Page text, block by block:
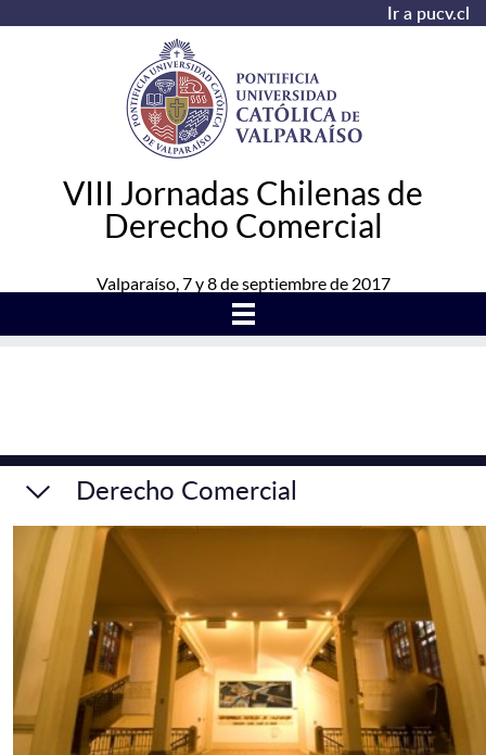
Ir a pucv.cl
VIII Jornadas Chilenas de
Derecho Comercial
Valparaíso, 7 y 8 de septiembre de 2017
Derecho Comercial